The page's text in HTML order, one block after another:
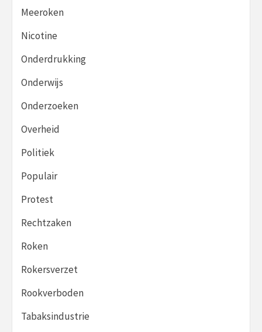
Meeroken
Nicotine
Onderdrukking
Onderwijs
Onderzoeken
Overheid
Politiek
Populair
Protest
Rechtzaken
Roken
Rokersverzet
Rookverboden
Tabaksindustrie